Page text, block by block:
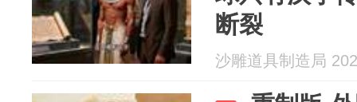
断裂
沙雕道具制造局